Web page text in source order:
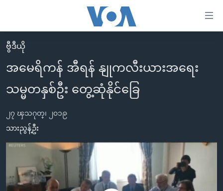
လွယ်ကူ
စေ
များ
ပင်မ
အကြောင်းအရာ
ကျော်
ကြည့်
မူလစာမျက်နှာ
မြန်မာ
ကမ္ဘာ့သတင်းများ
အမေရိကန်
တရုတ်
အစ္စရေး-ပါလက်စတိုင်း
သတင်းလွတ်လပ်ခွင့်
ရပ်ဝန်းတခု လမ်းတခု အလွန်
အင်္ဂလိပ်စာလေ့လာမယ်
အမေရိကန်သုံးအီဒီယံ
အပတ်စဉ်ကဏ္ဍများ
ဗွီဒီယို
အမေရိကန် အီရန် နျုကလီးယားအရေး
သမ္မတနှစ်ဦး တွေ့ဆုံနိုင်ခြေ
၂၇ ၾသဂုတ္၊ ၂၀၁၉
သားညွန့်ဦး